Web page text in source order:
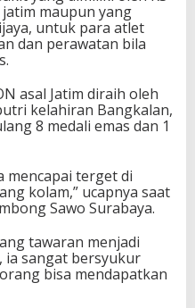
maupun yang
untuk para atlet
dan perawatan bila
asal Jatim diraih oleh
kelahiran Bangkalan,
8 medali emas dan 1
mencapai terget di
kolam,” ucapnya saat
Sawo Surabaya.
tawaran menjadi
ia sangat bersyukur
bisa mendapatkan